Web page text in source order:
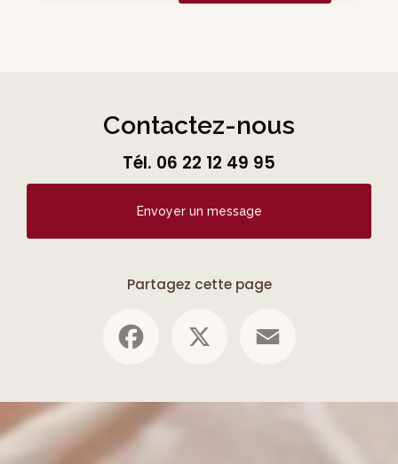
Contactez-nous
Tél. 06 22 12 49 95
Envoyer un message
Partagez cette page